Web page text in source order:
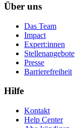
Über uns
Das Team
Impact
Expert:innen
Stellenangebote
Presse
Barrierefreiheit
Hilfe
Kontakt
Help Center